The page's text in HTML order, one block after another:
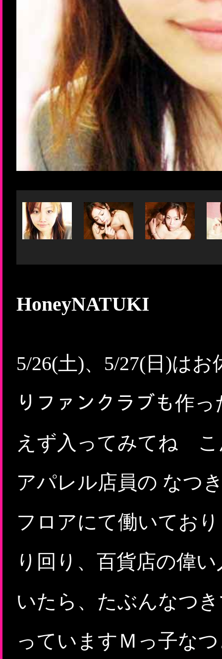
HoneyNATUKI
5/26(土)、5/27(日)はお
りファンクラブも作
えず入ってみてね こ
アパレル店員の な
フロアにて働いてお
り回り、百貨店の偉
いたら、たぶんなつ
っていますＭっ子な